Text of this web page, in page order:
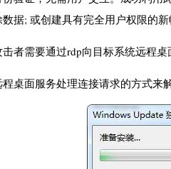
据; 或创建具有完全用户权限的
者需要通过rdp向目标系统远程
桌面服务处理连接请求的方式来